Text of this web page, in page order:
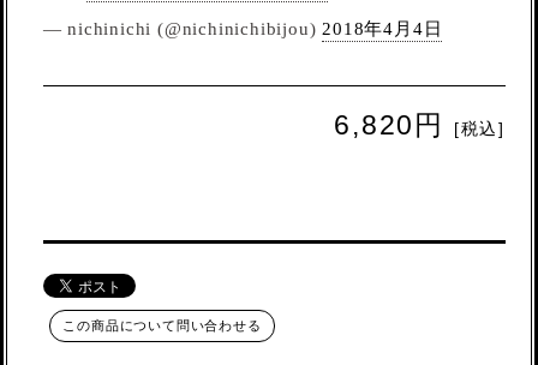
— nichinichi (@nichinichibijou) 2018年4月4日
6,820円 [税込]
この商品について問い合わせる